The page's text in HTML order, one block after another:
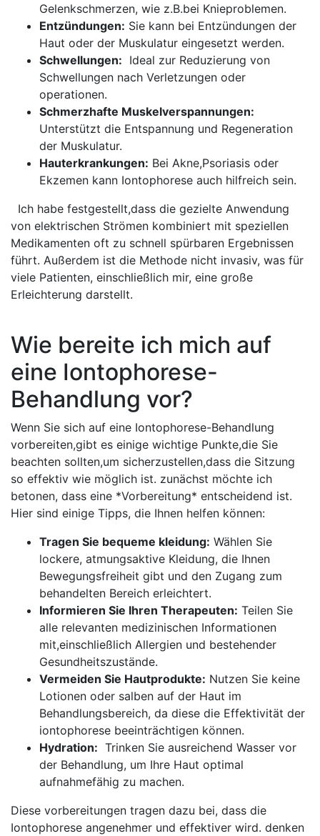
Gelenkschmerzen, wie z.B.bei Knieproblemen.
Entzündungen: Sie kann bei Entzündungen der
Haut oder der ⁣Muskulatur eingesetzt werden.
Schwellungen: ‍ Ideal zur Reduzierung‍ von
Schwellungen nach‌ Verletzungen oder
‌operationen.
Schmerzhafte⁣ Muskelverspannungen:
Unterstützt die Entspannung und Regeneration
der ​Muskulatur.
Hauterkrankungen: Bei Akne,Psoriasis oder
‍Ekzemen kann ​Iontophorese auch hilfreich sein.
‍ ​ Ich habe ⁤festgestellt,dass die gezielte‍ Anwendung
von‌ elektrischen Strömen kombiniert mit speziellen
Medikamenten oft zu schnell spürbaren Ergebnissen
führt. Außerdem ist die Methode nicht invasiv, was für
viele Patienten, einschließlich mir, eine große
Erleichterung darstellt.
Wie⁢ bereite ⁤ich mich ‌auf
⁤eine Iontophorese-
Behandlung vor?
Wenn Sie sich ⁣auf eine Iontophorese-Behandlung
vorbereiten,gibt​ es⁤ einige wichtige Punkte,die Sie
beachten sollten,um sicherzustellen,dass die Sitzung
so effektiv⁤ wie möglich ist. zunächst‌ möchte ich
betonen, dass eine *Vorbereitung* entscheidend⁣ ist.
Hier sind einige⁢ Tipps, die Ihnen‍ helfen‍ können:
Tragen Sie bequeme kleidung: Wählen Sie
lockere, atmungsaktive Kleidung, die Ihnen
Bewegungsfreiheit gibt und den Zugang zum
behandelten ⁤Bereich erleichtert.
Informieren Sie Ihren Therapeuten: Teilen Sie
alle relevanten medizinischen Informationen
‍mit,einschließlich⁢ Allergien und bestehender
Gesundheitszustände.
Vermeiden Sie Hautprodukte: ‍Nutzen Sie ⁢keine
⁣Lotionen oder salben auf⁤ der​ Haut im
Behandlungsbereich, ⁣da⁤ diese die Effektivität der
iontophorese beeinträchtigen können.
Hydration: ⁢ Trinken⁤ Sie ausreichend Wasser vor
der Behandlung, ⁢um Ihre Haut optimal​
aufnahmefähig zu machen.
Diese vorbereitungen tragen ⁤dazu bei, dass die
Iontophorese angenehmer und effektiver​ wird. denken